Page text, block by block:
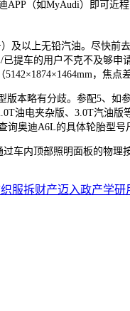
（如MyAudi）即可近
以上无铅汽油。尽快前
提车的用户不克不及够
，焦点
略有分歧。参配5、如
电夹杂版、3.0T汽油
奥迪A6L的具体轮胎型号
内顶部照明面板的物理
服拆财产迈入政产学研